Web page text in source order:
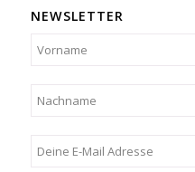
NEWSLETTER